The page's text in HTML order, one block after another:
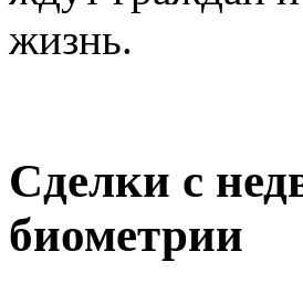
жизнь.
Сделки с
биометрии